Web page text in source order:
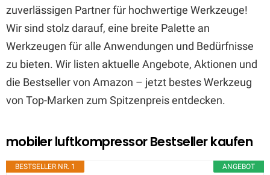
zuverlässigen Partner für hochwertige Werkzeuge!
Wir sind stolz darauf, eine breite Palette an
Werkzeugen für alle Anwendungen und Bedürfnisse
zu bieten. Wir listen aktuelle Angebote, Aktionen und
die Bestseller von Amazon – jetzt bestes Werkzeug
von Top-Marken zum Spitzenpreis entdecken.
mobiler luftkompressor Bestseller kaufen
ANGEBOT
BESTSELLER NR. 1